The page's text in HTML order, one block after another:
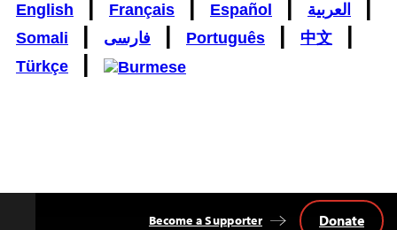
English Français Español العربية
Somali فارسی Português 中文
Türkçe
Become a Supporter Donate